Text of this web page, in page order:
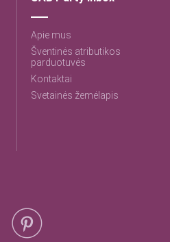
Apie mus
Šventinės atributikos
parduotuvės
Kontaktai
Svetainės žemėlapis